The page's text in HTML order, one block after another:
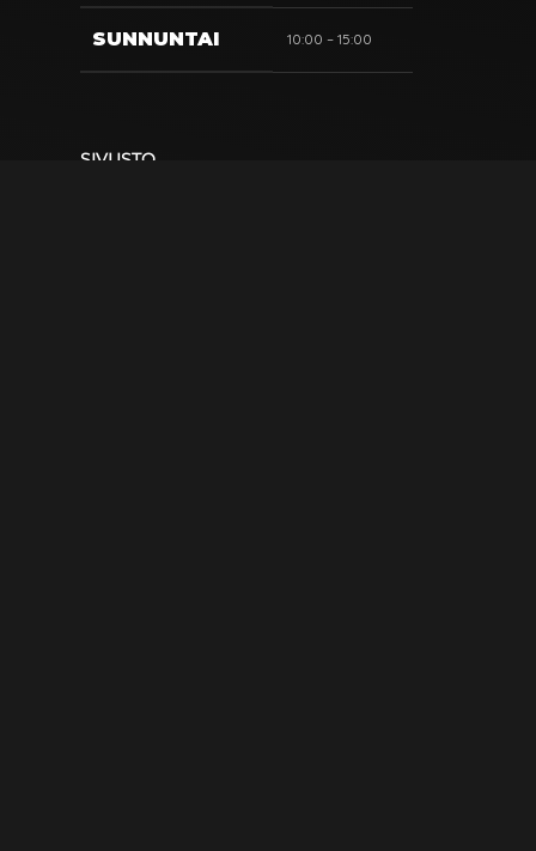
SUNNUNTAI 10:00 – 15:00
SIVUSTO